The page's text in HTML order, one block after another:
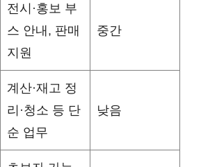
전시·홍보 부
스 안내, 판매
지원
중간
계산·재고 정
리·청소 등 단
순 업무
낮음